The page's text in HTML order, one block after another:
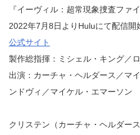
『イーヴィル：超常現象捜査ファイ
2022年7月8日よりHuluにて配信開
公式サイト
製作総指揮：ミシェル・キング／
出演：カーチャ・ヘルダース／マ
ンドヴィ／マイケル・エマーソン
クリステン（カーチャ・ヘルダー